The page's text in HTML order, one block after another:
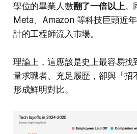
學位的畢業人數翻了一倍以上。
Meta、Amazon 等科技巨頭近
計的工程師流入市場。
理論上，這應該是史上最容易找
量求職者、充足履歷，卻與「招
形成鮮明對比。